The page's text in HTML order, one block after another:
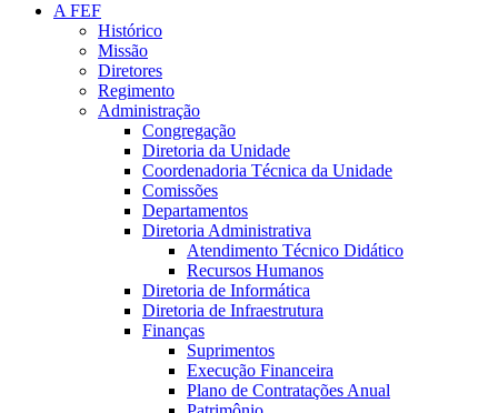
A FEF
Histórico
Missão
Diretores
Regimento
Administração
Congregação
Diretoria da Unidade
Coordenadoria Técnica da Unidade
Comissões
Departamentos
Diretoria Administrativa
Atendimento Técnico Didático
Recursos Humanos
Diretoria de Informática
Diretoria de Infraestrutura
Finanças
Suprimentos
Execução Financeira
Plano de Contratações Anual